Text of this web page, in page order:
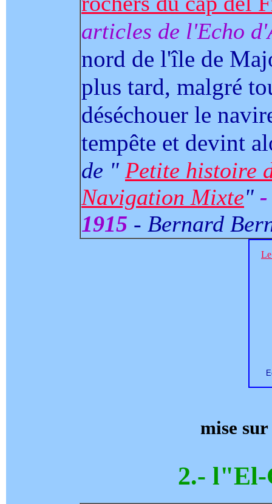
articles de l'Echo
nord de l'île de
plus tard, malgré
déséchouer le
tempête et devint
de " Petite histoire
Navigation Mixte"
1915 - Bernard
mise
2.- l"El-